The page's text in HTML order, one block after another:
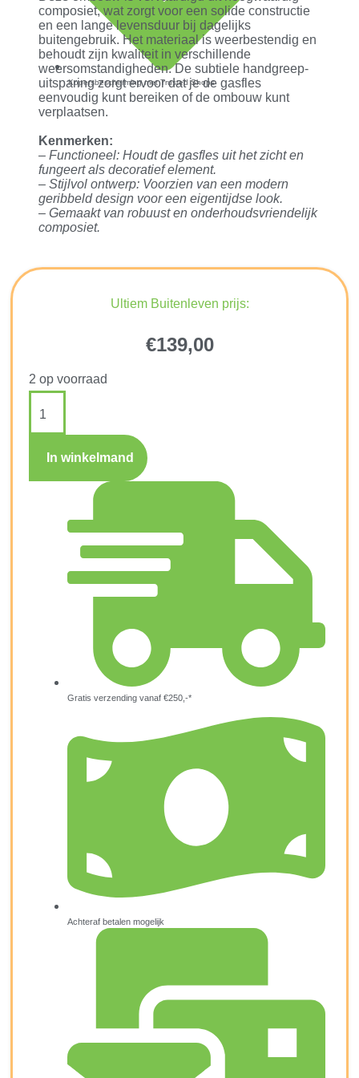
Kopersbescherming met Trusted Shops
composiet, wat zorgt voor een solide constructie
en een lange levensduur bij dagelijks
buitengebruik. Het materiaal is weerbestendig en
behoudt zijn kwaliteit in verschillende
weersomstandigheden. De subtiele handgreep-
uitsparing zorgt ervoor dat je de gasfles
eenvoudig kunt bereiken of de ombouw kunt
verplaatsen.
Kenmerken:
– Functioneel: Houdt de gasfles uit het zicht en
fungeert als decoratief element.
– Stijlvol ontwerp: Voorzien van een modern
geribbeld design voor een eigentijdse look.
– Gemaakt van robuust en onderhoudsvriendelijk
composiet.
Ultiem Buitenleven prijs:
€139,00
2 op voorraad
In winkelmand
Gratis verzending vanaf €250,-*
Achteraf betalen mogelijk